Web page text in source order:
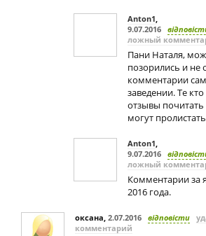
Anton1,
9.07.2016
ложный
Пани Наталя,
позорились и не
комментарии
заведении. Те
отзывы
могут
Anton1,
9.07.2016
ложный
Комментарии за
2016 года.
оксана, 2.07.2016 відповісти
комментарий